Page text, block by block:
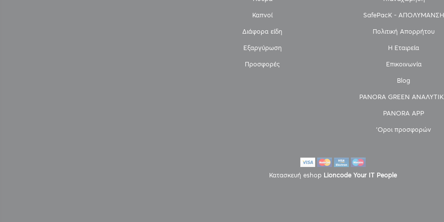
Καπνοί
Διάφορα είδη
Εξαργύρωση
Προσφορές
SafePacK - ΑΠΟΛΥΜΑΝΣΗ
Πολιτική Απορρήτου
Η Εταιρεία
Επικοινωνία
Blog
PANORA GREEN
PANORA APP
'Οροι προσφορών
Κατασκευή eshop Lioncode Your IT People